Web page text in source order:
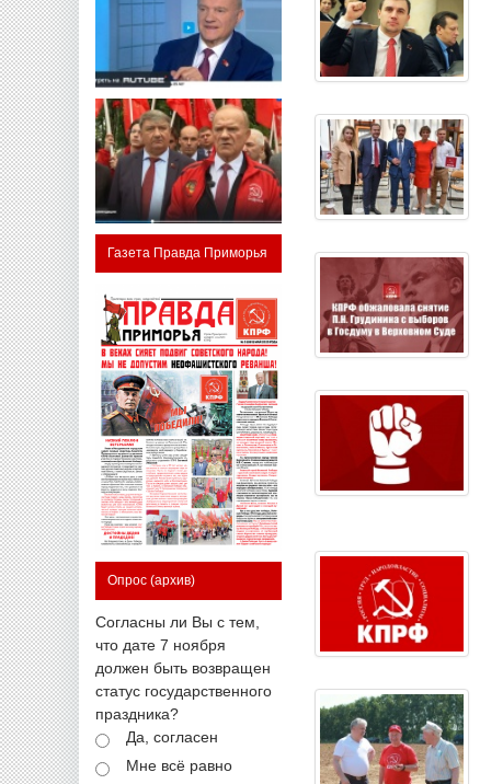
Газета Правда Приморья
Опрос (архив)
Согласны ли Вы с тем,
что дате 7 ноября
должен быть возвращен
статус государственного
праздника?
Да, согласен
Мне всё равно